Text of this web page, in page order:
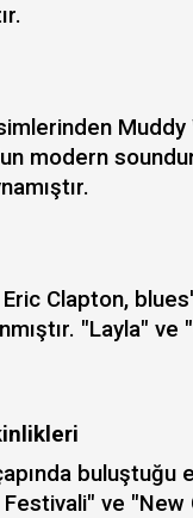
Muddy
modern
Clapton,
"Layla"
buluştuğu
ve